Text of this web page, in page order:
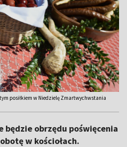
posiłkiem w Niedzielę Zmartwychwstania
będzie obrzędu poświęcenia
w kościołach.